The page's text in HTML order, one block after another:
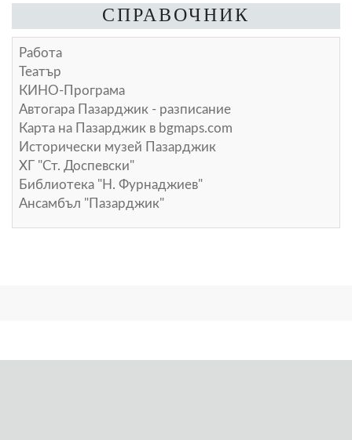
СПРАВОЧНИК
Работа
Театър
КИНО-Програма
Автогара Пазарджик - разписание
Карта на Пазарджик в bgmaps.com
Исторически музей Пазарджик
ХГ "Ст. Доспевски"
Библиотека "Н. Фурнаджиев"
Ансамбъл "Пазарджик"